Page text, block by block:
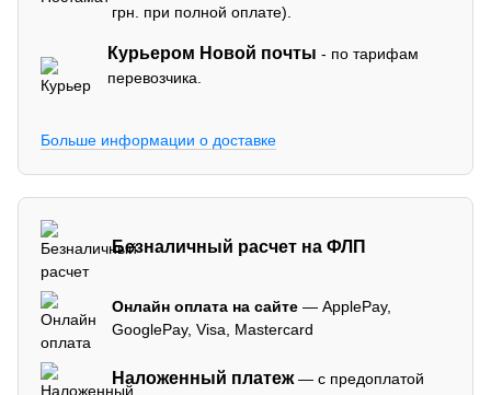
грн. при полной оплате).
Курьером Новой почты - по тарифам
перевозчика.
Больше информации о доставке
Безналичный расчет на ФЛП
Онлайн оплата на сайте — ApplePay,
GooglePay, Visa, Mastercard
Наложенный платеж— с предоплатой